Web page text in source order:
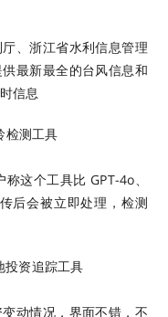
、浙江省水利信息管理
最新最全的台风信息和
信息
检测工具
这个工具比 GPT-4o、
后会被立即处理，检测
资追踪工具
动情况，界面不错，不